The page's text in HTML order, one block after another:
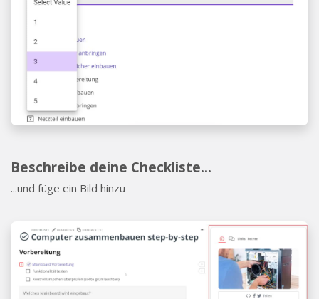
Beschreibe deine Checkliste...
...und füge ein Bild hinzu